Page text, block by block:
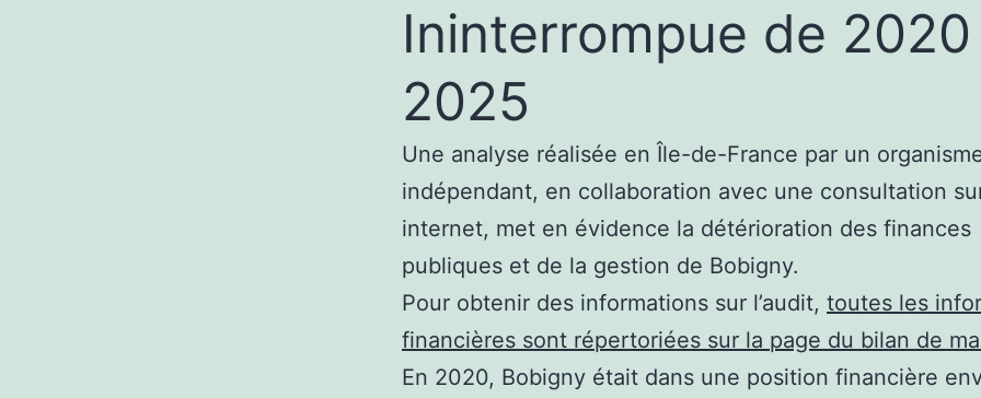
Ininterrompue de
2025
Une analyse réalisée en Île-de-France par un
indépendant, en collaboration avec une consultation
internet, met en évidence la détérioration des finances
publiques et de la gestion de Bobigny.
Pour obtenir des informations sur l’audit, toutes les
financières sont répertoriées sur la page du bilan de
En 2020, Bobigny était dans une position financière